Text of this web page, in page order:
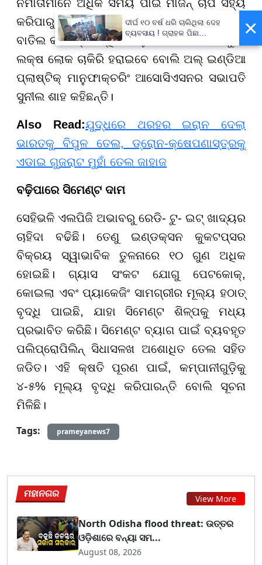
ନିର୍ମାତାମାନେ ଅଧିକ ସମୟ ପାଇଁ ମାର୍ଜିନ୍ ଚାପ ସହ୍ୟ
କରିପାରୁ ନାହାଁନ୍ତି। ଅନେକ ୟୁନିଟ୍ ପୁରୁଣା ଅର୍ଡର
ବାତିଲ କରିଛନ୍ତି। ସ୍ଥିତି ଆହୁରି ଖରାପ ହେଲା ୨ରୁ ୩
ଲକ୍ଷ ଲୋକ ଚାକିରି ହରାଇବେ ବୋଲି ଅଲ୍ ଇଣ୍ଡିଆ
ପ୍ଲାଷ୍ଟିକ୍ ମାନୁଫାକ୍ଚରିଂ ଆସୋସିଏସନର ସଭାପତି
ସୁନୀଲ ଶାହ କହିଛନ୍ତି।
Also Read:ଯୁଦ୍ଧରେ ଥରହର ଇରାନ ଦେଲା
ଭାରତକୁ ବିପୁଳ ତେଲ, ଡ୍ରୋନ-କ୍ଷେପଣାସ୍ତ୍ରକୁ
ଏଡାଇ ଗୁଜରାଟ ମୁହାଁ ତେଲ ଜାହାଜ
ବଢ଼ିପାରେ ସିମେଣ୍ଟ ଦାମ
ସେହିଭଳି ଏଲପିଜି ଅଭାବରୁ ରେଡି- ଟୁ- ଇଟ୍ ଖାଦ୍ୟର
ଚାହିଦା ବଢିଛି। ତେଣୁ ଇଣ୍ଡକ୍ସନ କୁକଟପ୍ସର
ବିକ୍ରୟ ସ୍ୱାଭାବିକ ତୁଳନାରେ ୧୦ ଗୁଣ ଅଧିକ
ହୋଇଛି। ଗ୍ୟାସ ସଂକଟ ଯୋଗୁ ପେଟକୋକ୍,
କୋଇଲା ଏବଂ ପ୍ୟାକେଜିଂ ସାମଗ୍ରୀର ମୂଲ୍ୟ ହଠାତ୍
ବୃଦ୍ଧି ପାଇଛି, ଯାହା ସିମେଣ୍ଟ ଶିଳ୍ପକୁ ମଧ୍ୟ
ପ୍ରଭାବିତ କରିଛି। ସିମେଣ୍ଟ ବ୍ୟାଗ ପାଇଁ ବ୍ୟବହୃତ
ପଲିପ୍ରୋପିଲିନ୍ ସିଧାସଳଖ ଅଶୋଧିତ ତେଲ ସହିତ
ଜଡିତ। ଏହି କ୍ଷତି ପୂରଣ ପାଇଁ, କମ୍ପାନୀଗୁଡ଼ିକୁ
୪-୫% ମୂଲ୍ୟ ବୃଦ୍ଧି କରିପାରନ୍ତି ବୋଲି ସୂଚନା
ମିଳିଛି।
Tags:
prameyanews7
ମହାନଗର View More
North Odisha flood threat: ଉତ୍ତର
ଓଡ଼ିଶାରେ ବନ୍ୟା ସମ...
August 08, 2026
×
ଦୀର୍ଘ ୧୦ ବର୍ଷ ଧରି ଚାଲିଥିଲା ଦେହ
ବ୍ୟବସାୟ ! ଗ୍ରାହକ ପିଛା
ଟଙ୍କା !